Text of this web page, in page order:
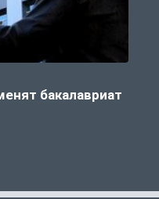
бакалавриат